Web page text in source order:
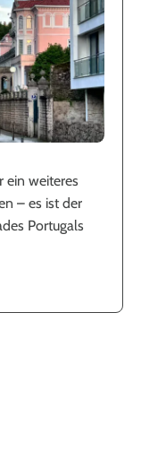
ein weiteres
– es ist der
Portugals